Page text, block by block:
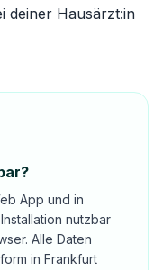
deiner Hausärzt:in
App und in
nutzbar
Alle Daten
in Frankfurt